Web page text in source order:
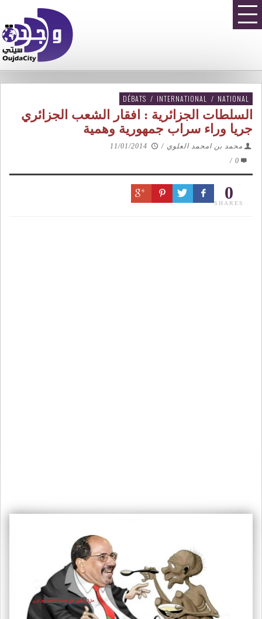
DÉBATS / INTERNATIONAL / NATIONAL
السلطات الجزائرية : افقار الشعب الجزائري
جريا وراء سراب جمهورية وهمية
محمد بن امحمد العلوي /
11/01/2014
0
/
0
SHARES